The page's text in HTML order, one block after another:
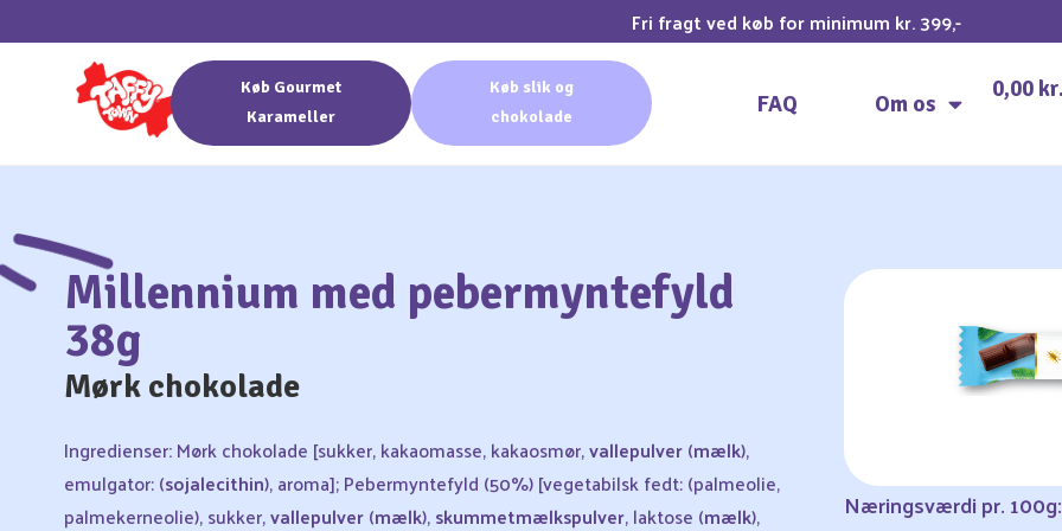
Fri fragt ved køb for minimum kr. 399,-
Køb Gourmet
Karameller
Køb slik og
chokolade
FAQ Om os
0,00
Millennium med pebermyntefyld
38g
Mørk chokolade
Ingredienser:Mørk chokolade [sukker, kakaomasse, kakaosmør,valle­pulver(mælk),
emulgator: (sojalecithin), aroma]; Pebermyntefyld (50%) [vegetabilsk fedt: (palmeolie,
palmekerneolie), sukker,valle­pulver(mælk),skummetmælkspulver, laktose (mælk), Næringsværdi pr. 100g: